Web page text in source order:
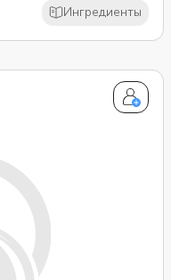
Ингредиенты